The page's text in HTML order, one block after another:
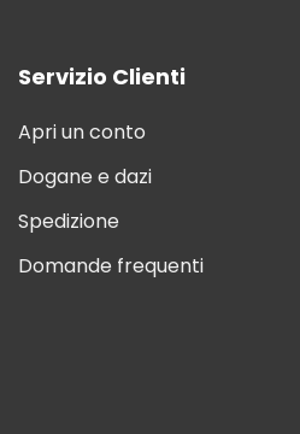
Servizio Clienti
Apri un conto
Dogane e dazi
Spedizione
Domande frequenti